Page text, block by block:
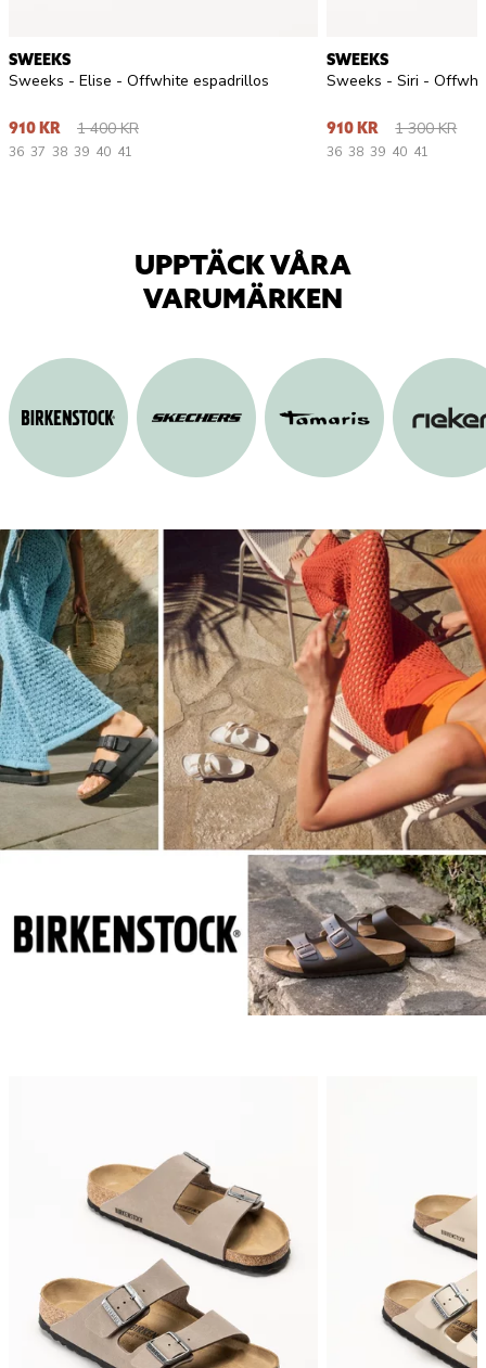
SWEEKS
Sweeks - Elise - Offwhite espadrillos
910 KR 1 400 KR
36 37 38 39 40 41
SWEEKS
Sweeks - Siri -
910 KR 1 300 KR
36 38 39 40 41
UPPTÄCK VÅRA
VARUMÄRKEN